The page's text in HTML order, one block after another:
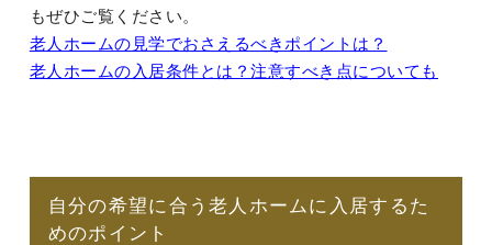
もぜひご覧ください。
老人ホームの見学でおさえるべきポイントは？
老人ホームの入居条件とは？注意すべき点についても
自分の希望に合う老人ホームに入居するた
めのポイント